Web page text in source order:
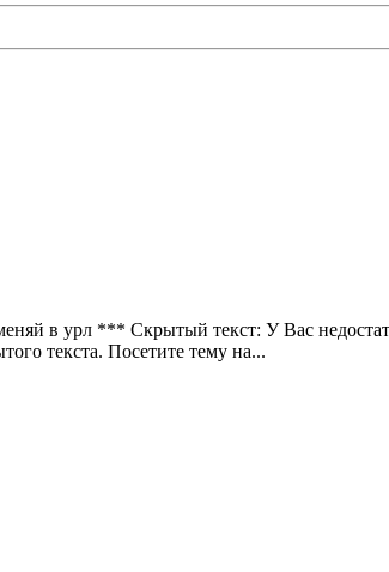
в урл *** Скрытый текст: У Вас
текста. Посетите тему на...